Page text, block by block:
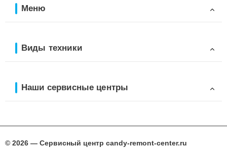
Меню
Виды техники
Наши сервисные центры
© 2026 — Сервисный центр candy-remont-center.ru